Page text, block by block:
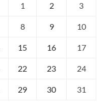
1 2 3
8 9 10
15 16 17
22 23 24
29 30 31